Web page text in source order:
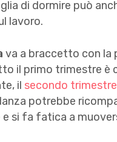
di dormire può
lavoro.
va a braccetto con la
il primo trimestre
il secondo trimestre
potrebbe
si fa fatica a